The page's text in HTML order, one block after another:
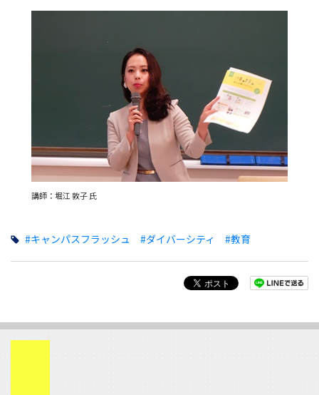
講師：堀江 敦子 氏
#キャンパスフラッシュ #ダイバーシティ #教育